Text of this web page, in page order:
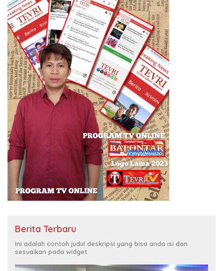
Berita Terbaru
Ini adalah contoh judul deskripsi yang bisa anda isi dan
sesuaikan pada widget